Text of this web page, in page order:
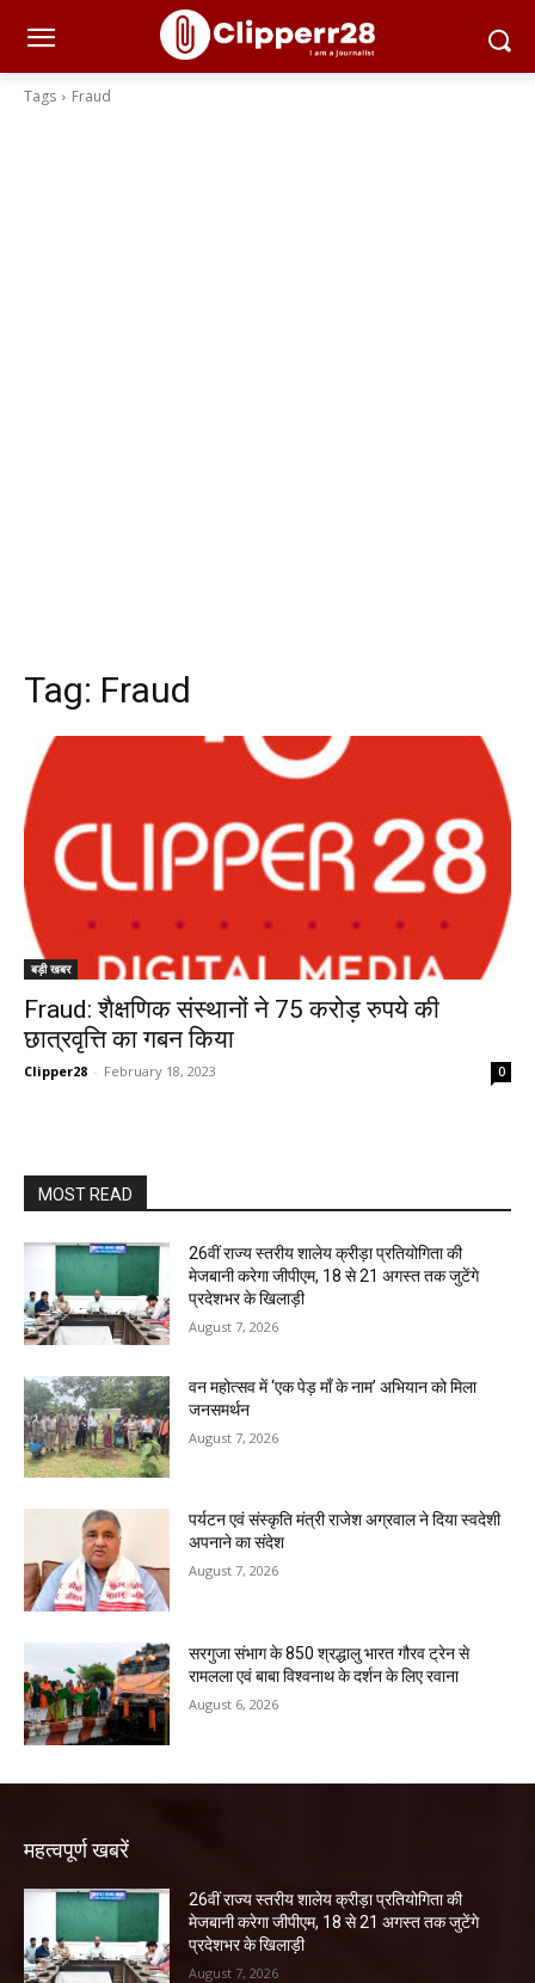
Tags Fraud
Tag: Fraud
बड़ी खबर
Fraud: शैक्षणिक संस्थानों ने 75 करोड़ रुपये की
छात्रवृत्ति का गबन किया
Clipper28 - February 18, 2023 0
MOST READ
26वीं राज्य स्तरीय शालेय क्रीड़ा प्रतियोगिता की
मेजबानी करेगा जीपीएम, 18 से 21 अगस्त तक जुटेंगे
प्रदेशभर के खिलाड़ी
August 7, 2026
वन महोत्सव में ‘एक पेड़ माँ के नाम’ अभियान को मिला
जनसमर्थन
August 7, 2026
पर्यटन एवं संस्कृति मंत्री राजेश अग्रवाल ने दिया स्वदेशी
अपनाने का संदेश
August 7, 2026
सरगुजा संभाग के 850 श्रद्धालु भारत गौरव ट्रेन से
रामलला एवं बाबा विश्वनाथ के दर्शन के लिए रवाना
August 6, 2026
महत्वपूर्ण खबरें
26वीं राज्य स्तरीय शालेय क्रीड़ा प्रतियोगिता की
मेजबानी करेगा जीपीएम, 18 से 21 अगस्त तक जुटेंगे
प्रदेशभर के खिलाड़ी
August 7, 2026